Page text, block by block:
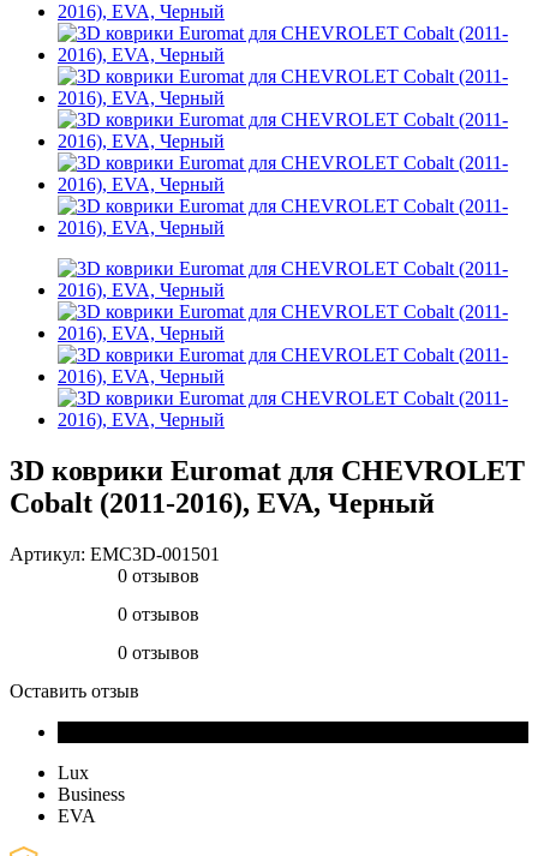
3D коврики Euromat для CHEVROLET
Cobalt (2011-2016), EVA, Черный
Артикул: EMC3D-001501
0 отзывов
0 отзывов
0 отзывов
Оставить отзыв
Lux
Business
EVA